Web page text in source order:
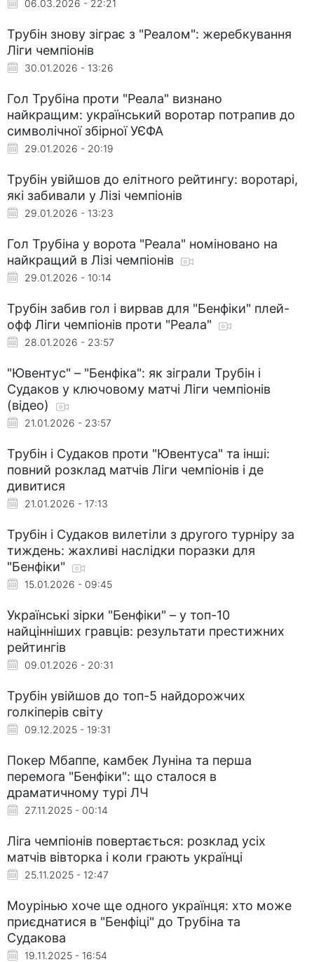
06.03.2026 - 22:21
Трубін знову зіграє з "Реалом": жеребкування
Ліги чемпіонів
30.01.2026 - 13:26
Гол Трубіна проти "Реала" визнано
найкращим: український воротар потрапив до
символічної збірної УЄФА
29.01.2026 - 20:19
Трубін увійшов до елітного рейтингу: воротарі,
які забивали у Лізі чемпіонів
29.01.2026 - 13:23
Гол Трубіна у ворота "Реала" номіновано на
найкращий в Лізі чемпіонів
29.01.2026 - 10:14
Трубін забив гол і вирвав для "Бенфіки" плей-
офф Ліги чемпіонів проти "Реала"
28.01.2026 - 23:57
"Ювентус" – "Бенфіка": як зіграли Трубін і
Судаков у ключовому матчі Ліги чемпіонів
(відео)
21.01.2026 - 23:57
Трубін і Судаков проти "Ювентуса" та інші:
повний розклад матчів Ліги чемпіонів і де
дивитися
21.01.2026 - 17:13
Трубін і Судаков вилетіли з другого турніру за
тиждень: жахливі наслідки поразки для
"Бенфіки"
15.01.2026 - 09:45
Українські зірки "Бенфіки" – у топ-10
найцінніших гравців: результати престижних
рейтингів
09.01.2026 - 20:31
Трубін увійшов до топ-5 найдорожчих
голкіперів світу
09.12.2025 - 19:31
Покер Мбаппе, камбек Луніна та перша
перемога "Бенфіки": що сталося в
драматичному турі ЛЧ
27.11.2025 - 00:14
Ліга чемпіонів повертається: розклад усіх
матчів вівторка і коли грають українці
25.11.2025 - 12:47
Моурінью хоче ще одного українця: хто може
приєднатися в "Бенфіці" до Трубіна та
Судакова
19.11.2025 - 16:54